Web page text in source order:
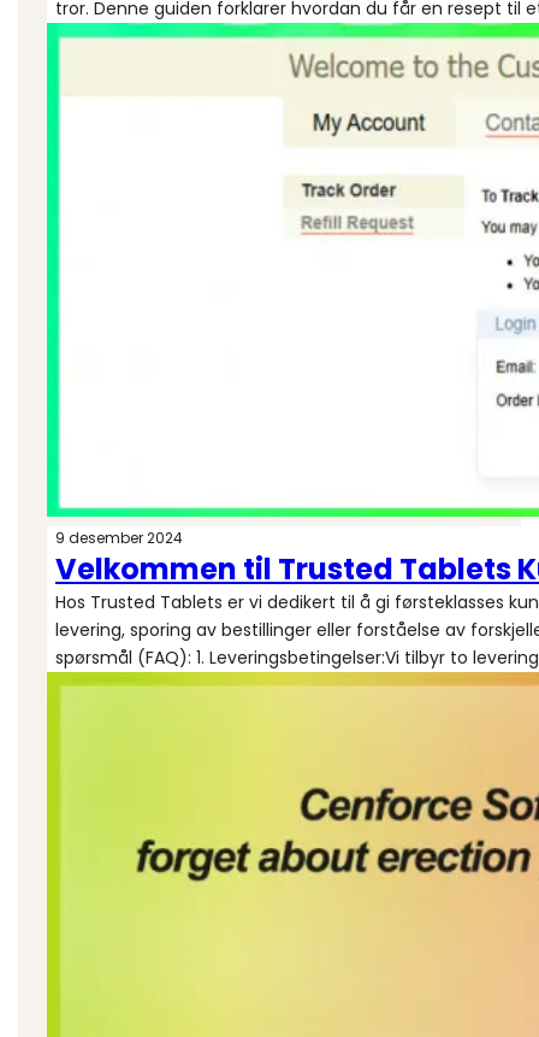
tror. Denne guiden forklarer hvordan du får en resept til
9 desember 2024
Velkommen til Trusted Tablets
Hos Trusted Tablets er vi dedikert til å gi førsteklasses
levering, sporing av bestillinger eller forståelse av
spørsmål (FAQ): 1. Leveringsbetingelser:Vi tilbyr to